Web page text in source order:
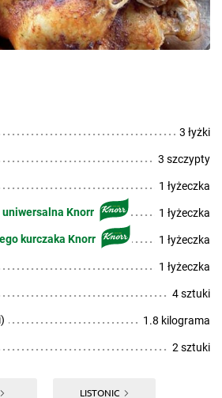
3 łyżki
3 szczypty
1 łyżeczka
Knorr 1 łyżeczka
kurczaka Knorr 1 łyżeczka
1 łyżeczka
4 sztuki
1.8 kilograma
2 sztuki
LISTONIC